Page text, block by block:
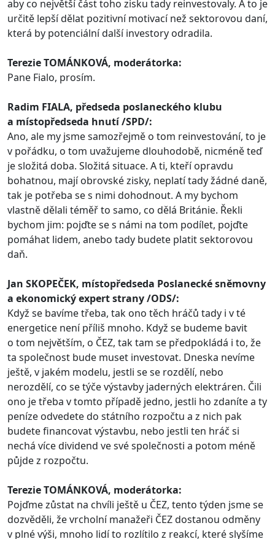
aby co největší část toho zisku tady reinvestovaly. A to je
určitě lepší dělat pozitivní motivací než sektorovou daní,
která by potenciální další investory odradila.
Terezie TOMÁNKOVÁ, moderátorka:
Pane Fialo, prosím.
Radim FIALA, předseda poslaneckého klubu
a místopředseda hnutí /SPD/:
Ano, ale my jsme samozřejmě o tom reinvestování, to je
v pořádku, o tom uvažujeme dlouhodobě, nicméně teď
je složitá doba. Složitá situace. A ti, kteří opravdu
bohatnou, mají obrovské zisky, neplatí tady žádné daně,
tak je potřeba se s nimi dohodnout. A my bychom
vlastně dělali téměř to samo, co dělá Británie. Řekli
bychom jim: pojďte se s námi na tom podílet, pojďte
pomáhat lidem, anebo tady budete platit sektorovou
daň.
Jan SKOPEČEK, místopředseda Poslanecké sněmovny
a ekonomický expert strany /ODS/:
Když se bavíme třeba, tak ono těch hráčů tady i v té
energetice není příliš mnoho. Když se budeme bavit
o tom největším, o ČEZ, tak tam se předpokládá i to, že
ta společnost bude muset investovat. Dneska nevíme
ještě, v jakém modelu, jestli se se rozdělí, nebo
nerozdělí, co se týče výstavby jaderných elektráren. Čili
ono je třeba v tomto případě jedno, jestli ho zdaníte a ty
peníze odvedete do státního rozpočtu a z nich pak
budete financovat výstavbu, nebo jestli ten hráč si
nechá více dividend ve své společnosti a potom méně
půjde z rozpočtu.
Terezie TOMÁNKOVÁ, moderátorka:
Pojďme zůstat na chvíli ještě u ČEZ, tento týden jsme se
dozvěděli, že vrcholní manažeři ČEZ dostanou odměny
v plné výši, mnoho lidí to rozlítilo z reakcí, které slyšíme